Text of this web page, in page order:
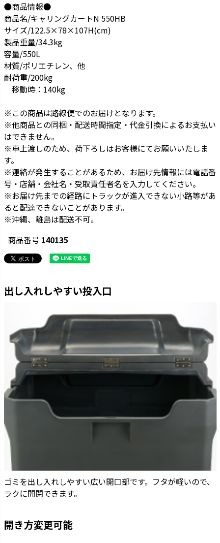
●商品情報●
商品名/キャリングカートN 550HB
サイズ/122.5×78×107H(cm)
製品重量/34.3kg
容量/550L
材質/ポリエチレン、他
耐荷重/200kg
移動時：140kg
※この商品は路線便でのお届けとなります。
※他商品との同梱・配送時間指定・代金引換によるお支払い
はできません。
※車上渡しのため、荷下ろしはお客様にてお願いいたしま
す。
※連絡が発生することがあるため、お届け先情報には電話番
号・店舗・会社名・受取責任者名を入力してください。
※お届け先までの経路にトラックが進入できない小路等があ
ると配達できないことがあります。
※沖縄、離島は配送不可。
商品番号 140135
出し入れしやすい投入口
ゴミを出し入れしやすい広い開口部です。フタが軽いので、
ラクに開閉できます。
開き方変更可能